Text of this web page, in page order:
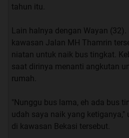
tahun itu.
Lain halnya dengan Wayan (32).
kawasan Jalan MH Thamrin
niatan untuk naik bus tingkat.
saat dirinya menanti angkutan
rumah.
"Nunggu bus lama, eh ada bus
udah saya naik yang ketiganya,"
di kawasan Bekasi tersebut.